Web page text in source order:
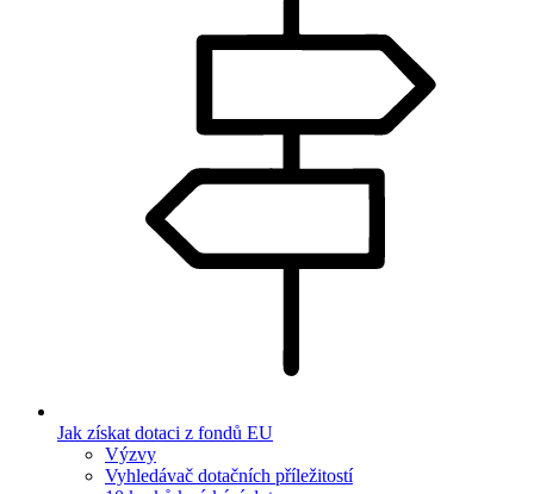
Jak získat dotaci z fondů EU
Výzvy
Vyhledávač dotačních příležitostí